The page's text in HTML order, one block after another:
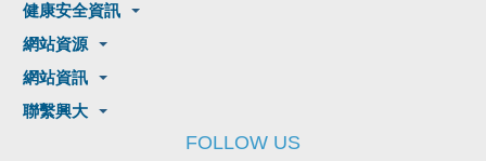
健康安全資訊
網站資源
網站資訊
聯繫興大
FOLLOW US